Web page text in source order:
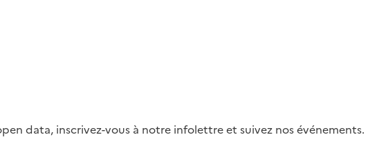
data, inscrivez-vous à notre infolettre et suivez nos événements.